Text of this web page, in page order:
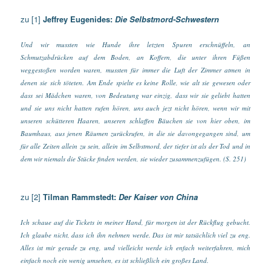
zu [1]Jeffrey Eugenides:Die Selbstmord-Schwestern
Und wir mussten wie Hunde ihre letzten Spuren erschnüffeln, an
Schmutzabdrücken auf dem Boden, an Koffern, die unter ihren Füßen
weggestoßen worden waren, mussten für immer die Luft der Zimmer atmen in
denen sie sich töteten. Am Ende spielte es keine Rolle, wie alt sie gewesen oder
dass sei Mädchen waren, von Bedeutung war einzig, dass wir sie geliebt hatten
und sie uns nicht hatten rufen hören, uns auch jezt nicht hören, wenn wir mit
unseren schütteren Haaren, unseren schlaffen Bäuchen sie von hier oben, im
Baumhaus, aus jenen Räumen zurückrufen, in die sie davongegangen sind, um
für alle Zeiten allein zu sein, allein im Selbstmord, der tiefer ist als der Tod und in
dem wir niemals die Stücke finden werden, sie wieder zusammenzufügen. (S. 251)
zu [2]Tilman Rammstedt:Der Kaiser von China
Ich schaue auf die Tickets in meiner Hand, für morgen ist der Rückflug gebucht.
Ich glaube nicht, dass ich ihn nehmen werde. Das ist mir tatsächlich viel zu eng.
Alles ist mir gerade zu eng, und vielleicht werde ich enfach weiterfahren, mich
einfach noch ein wenig umsehen, es ist schließlich ein großes Land.